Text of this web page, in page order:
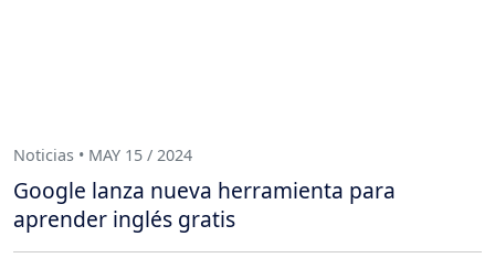
Noticias • MAY 15 / 2024
Google lanza nueva herramienta para
aprender inglés gratis